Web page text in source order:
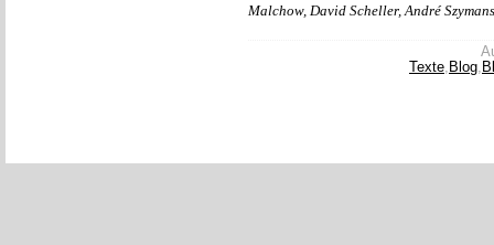
Malchow, David Scheller, André
Texte, Blog,